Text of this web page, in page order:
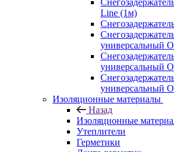
Line (1м)
универсальный
универсальный
универсальный
Изоляционные материалы
Назад
Изоляционные
Утеплители
Герметики